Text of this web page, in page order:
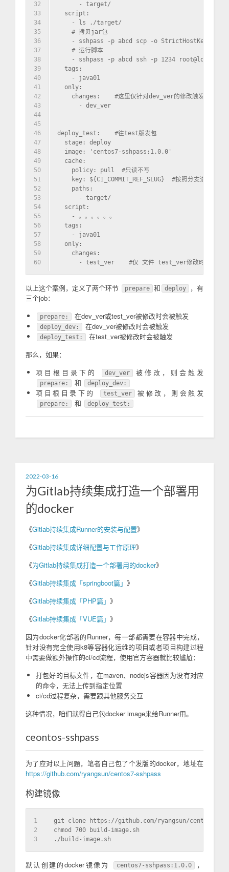
32
33
34
35
36
37
38
39
40
41
42
43
44
45
46
47
48
49
50
51
52
53
54
55
56
57
58
59
60
      - target/
  script:
    - ls ./target/
    # 拷贝jar包
- sshpass -p abcd scp -o
    # 运行脚本
- sshpass -p abcd ssh -p 1234
  tags:
    - java01
  only:
    changes:    #这里仅针对dev_ver的修改触发
      - dev_ver
deploy_test:    #往test版发包
  stage: deploy
  image: 'centos7-sshpass:1.0.0'
  cache:
    policy: pull  #只读不写
    key: ${CI_COMMIT_REF_SLUG}  #按照分支进行缓冲
    paths:
      - target/
  script:
    - 。。。。。。
  tags:
    - java01
  only:
    changes:
      - test_ver    #仅 文件 test_ver修改时候触发
以上这个案例，定义了两个环节 prepare 和 deploy
，有
三个job：
prepare: 在dev_ver或test_ver被修改时会被触发
deploy_dev: 在dev_ver被修改时会被触发
deploy_test:
在test_ver被修改时会被触发
那么，如果：
项目根目录下的
dev_ver 被修改，则会触发
prepare: 和 deploy_dev:
项目根目录下的 test_ver 被修改，则会触发
prepare: 和 deploy_test:
2022-03-16
为Gitlab持续集成打造一个部署用
的docker
《Gitlab持续集成Runner的安装与配置》
《Gitlab持续集成详细配置与工作原理》
《为Gitlab持续集成打造一个部署用的docker》
《Gitlab持续集成「springboot篇」 》
《Gitlab持续集成「PHP篇」 》
《Gitlab持续集成「VUE篇」 》
因为docker化部署的Runner，每一部都需要在容器中完成，
针对没有完全使用k8等容器化运维的项目或者项目构建过程
中需要做额外操作的ci/cd流程，使用官方容器就比较尴尬：
打包好的目标文件，在maven、nodejs容器因为没有对应
的命令，无法上传到指定位置
ci/cd过程复杂，需要跟其他服务交互
这种情况，咱们就得自己包docker image来给Runner用。
ceontos-sshpass
为了应对以上问题，笔者自己包了个发版的docker，地址在
https://github.com/ryangsun/centos7-sshpass
构建镜像
1
2
3
git clone https://github.com/ryangsun/centos7-
chmod 700 build-image.sh
./build-image.sh
默认创建的docker镜像为 centos7-sshpass:1.0.0
，